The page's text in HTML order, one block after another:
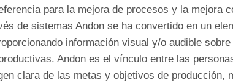
para la mejora de procesos y la mejora
de sistemas Andon se ha convertido en un
información visual y/o audible
Andon es el vínculo entre las
clara de las metas y objetivos de producción,